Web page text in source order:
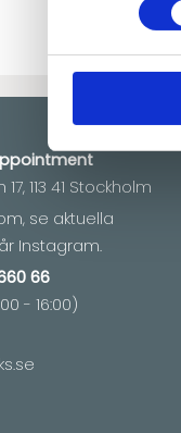
113 41 Stockholm
se aktuella
Instagram.
66
- 16:00)